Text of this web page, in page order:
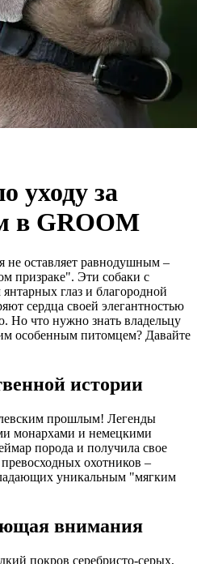
уходу за
в GROOM
не оставляет равнодушным –
призраке". Эти собаки с
глаз и благородной
сердца своей элегантностью
Но что нужно знать владельцу
особенным питомцем? Давайте
истории
прошлым! Легенды
монархами и немецкими
порода и получила свое
охотников –
уникальным "мягким
внимания
покров серебристо-серых,